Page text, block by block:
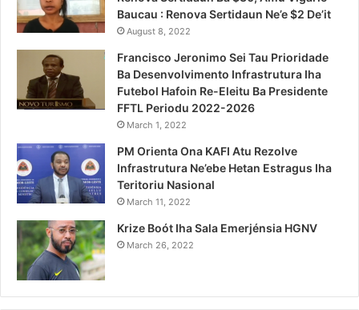
Baucau : Renova Sertidaun Ne’e $2 De’it
August 8, 2022
Francisco Jeronimo Sei Tau Prioridade
Ba Desenvolvimento Infrastrutura Iha
Futebol Hafoin Re-Eleitu Ba Presidente
FFTL Periodu 2022-2026
March 1, 2022
PM Orienta Ona KAFI Atu Rezolve
Infrastrutura Ne’ebe Hetan Estragus Iha
Teritoriu Nasional
March 11, 2022
Krize Boót Iha Sala Emerjénsia HGNV
March 26, 2022